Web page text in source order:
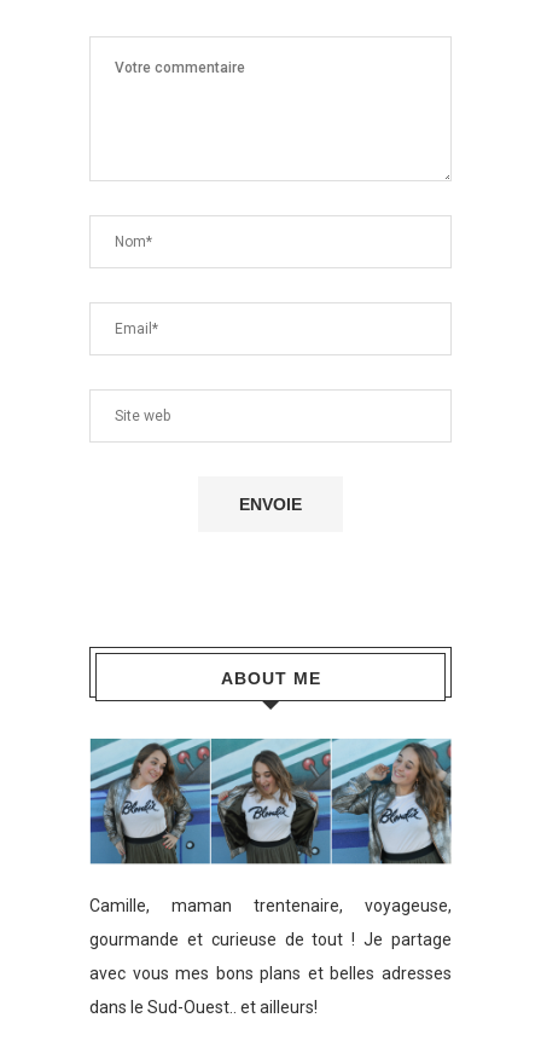
ABOUT ME
Camille, maman trentenaire, voyageuse,
gourmande et curieuse de tout ! Je partage
avec vous mes bons plans et belles adresses
dans le Sud-Ouest.. et ailleurs!